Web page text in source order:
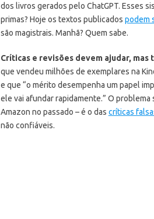
dos livros gerados pelo ChatGPT. Esses
primas? Hoje os textos publicados podem
são magistrais. Manhã? Quem sabe.
Críticas e revisões devem ajudar, mas
que vendeu milhões de exemplares na
e que “o mérito desempenha um papel
ele vai afundar rapidamente.” O
Amazon no passado – é o das críticas
não confiáveis.